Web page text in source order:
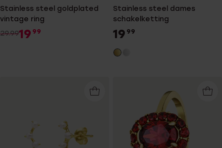
Stainless steel goldplated
vintage ring
29.9919 99
Stainless steel dames
schakelketting
19 99